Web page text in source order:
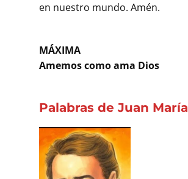
en nuestro mundo. Amén.
MÁXIMA
Amemos como ama Dios
Palabras de Juan María